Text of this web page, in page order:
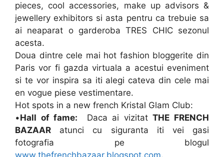
pieces, cool accessories, make up advisors &
jewellery exhibitors si asta pentru ca trebuie sa
ai neaparat o garderoba TRES CHIC sezonul
acesta.
Doua dintre cele mai hot fashion bloggerite din
Paris vor fi gazda virtuala a acestui eveniment
si te vor inspira sa iti alegi cateva din cele mai
en vogue piese vestimentare.
Hot spots in a new french Kristal Glam Club:
•Hall of fame: Daca ai vizitatTHE FRENCH
BAZAAR atunci cu siguranta iti vei gasi
fotografia pe blogul
www.thefrenchbazaar.blogspot.com.